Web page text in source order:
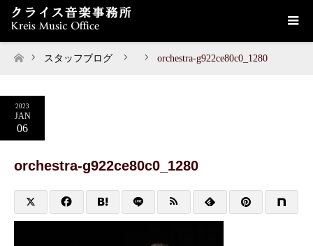
スタッフブログ orchestra-g922ce80c0_1280
2023
JAN
06
orchestra-g922ce80c0_1280